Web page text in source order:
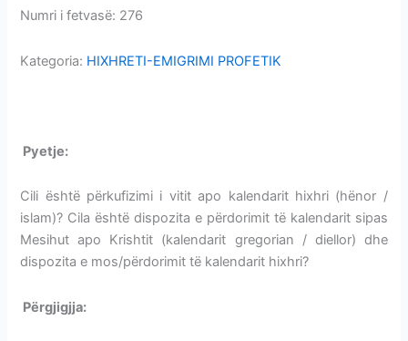
Numri i fetvasë: 276
Kategoria: HIXHRETI-EMIGRIMI PROFETIK
Pyetje:
Cili është përkufizimi i vitit apo kalendarit hixhri (hënor /
islam)? Cila është dispozita e përdorimit të kalendarit sipas
Mesihut apo Krishtit (kalendarit gregorian / diellor) dhe
dispozita e mos/përdorimit të kalendarit hixhri?
Përgjigjja:
DISPOZITA